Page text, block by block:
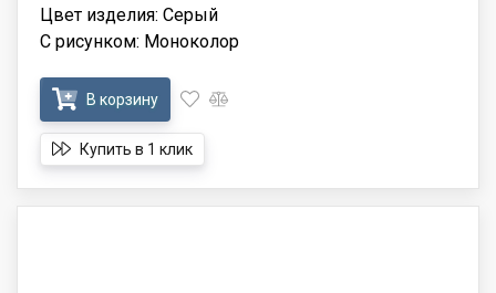
Цвет изделия: Серый
С рисунком: Моноколор
В корзину
Купить в 1 клик